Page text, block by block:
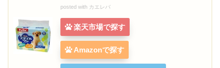
posted with カエレバ
楽天市場で探す
Amazonで探す